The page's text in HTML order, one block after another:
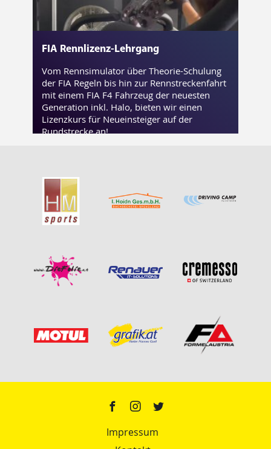
FIA Rennlizenz-Lehrgang
Vom Rennsimulator über Theorie-Schulung
der FIA Regeln bis hin zur Rennstreckenfahrt
mit einem FIA F4 Fahrzeug der neuesten
Generation inkl. Halo, bieten wir einen
Lizenzkurs für Neueinsteiger auf der
Rundstrecke an!
Impressum